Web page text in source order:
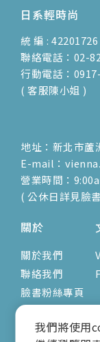
日系輕時尚
統 編 : 42201726
聯絡電話：02-
行動電話：
( 客服陳小姐 )
地址：新北市蘆
E-mail：
營業時間：
( 公休日詳見臉
關於
關於我們
聯絡我們
臉書粉絲專頁
我們將使用